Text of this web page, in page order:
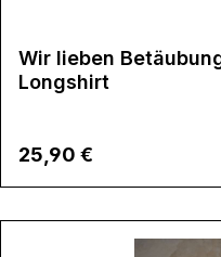
Wir lieben
Longshirt
Regulärer Preis:
25,90 €